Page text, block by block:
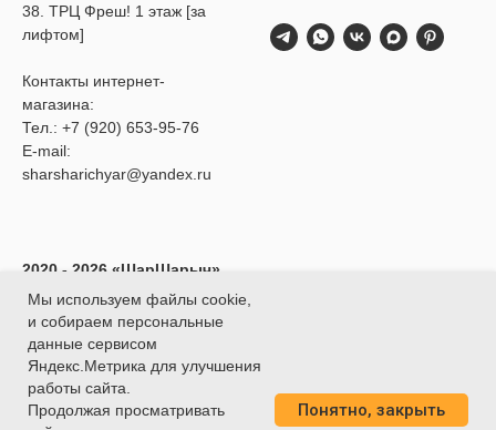
38. ТРЦ Фреш! 1 этаж [за
лифтом]
Контакты интернет-
магазина:
Тел.: +7 (920) 653-95-76
E-mail:
sharsharichyar@yandex.ru
2020 - 2026 «ШарШарыч»
- Доставка воздушных
шаров в Ярославле.
ИП Глибина Ксения
Юрьевна
ИНН 760414438188
ОГРНИП 320762700039451
Мы используем файлы cookie,
и собираем персональные
данные сервисом
Яндекс.Метрика для улучшения
работы сайта.
Продолжая просматривать
Понятно, закрыть